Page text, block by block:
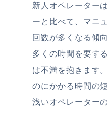
新人オペレーター
ーと比べて、マニ
回数が多くなる傾
多くの時間を要す
は不満を抱きます
のにかかる時間の
浅いオペレーター